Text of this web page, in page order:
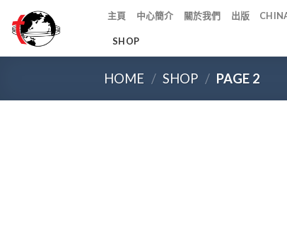
content
主頁 中心簡介 關於我們 出版
SHOP
HOME / SHOP / PAGE 2